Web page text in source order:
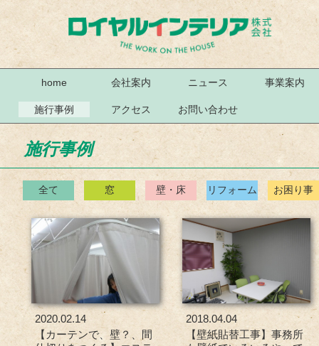
home 会社案内 ニュース 事業案内
施行事例 アクセス お問い合わせ
施行事例
全て 窓 壁・床 リフォーム お困り事
2020.02.14
【カーテンで、壁？、間
2018.04.04
【壁紙貼替工事】事務所